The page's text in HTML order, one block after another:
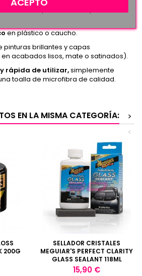
del color que destacará por su
en plástico o caucho.
pinturas brillantes y capas
acabados lisos, mate o satinados).
rápida de utilizar,simplemente
toalla de microfibra de calidad.
EN LA MISMA CATEGORÍA:
>
<
200G
SELLADOR CRISTALES
MEGUIAR'S PERFECT CLARITY
GLASS SEALANT 118ML
Precio
15,90 €